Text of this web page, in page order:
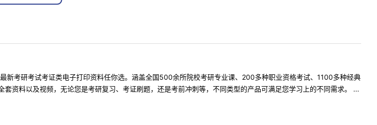
新考研考试考证类电子打印资料任你选。涵盖全国500余所院校考研专业课、200多种职业资格考试、1100多种经典
套资料以及视频，无论您是考研复习、考证刷题，还是考前冲刺等，不同类型的产品可满足您学习上的不同需求。 ...